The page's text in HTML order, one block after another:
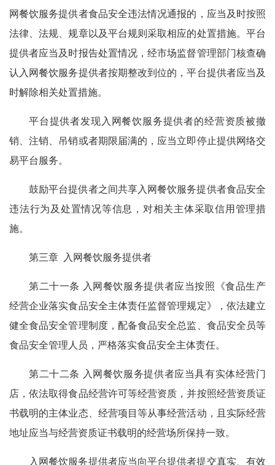
网餐饮服务提供者食品安全违法情况通报的，应当及时按照
法律、法规、规章以及平台规则采取相应的处置措施。平台
提供者应当及时报告处置情况，经市场监督管理部门核查确
认入网餐饮服务提供者按期整改到位的，平台提供者应当及
时解除相关处置措施。
平台提供者发现入网餐饮服务提供者的经营资质被撤
销、注销、吊销或者期限届满的，应当立即停止提供网络交
易平台服务。
鼓励平台提供者之间共享入网餐饮服务提供者食品安全
违法行为及处置情况等信息，对相关主体采取信用管理措
施。
第三章 入网餐饮服务提供者
第二十一条 入网餐饮服务提供者应当按照《食品生产
经营企业落实食品安全主体责任监督管理规定》，依法建立
健全食品安全管理制度，配备食品安全总监、食品安全员等
食品安全管理人员，严格落实食品安全主体责任。
第二十二条 入网餐饮服务提供者应当具有实体经营门
店，依法取得食品经营许可等经营资质，并按照经营资质证
书载明的主体业态、经营项目等从事经营活动，且实际经营
地址应当与经营资质证书载明的经营场所保持一致。
入网餐饮服务提供者应当向平台提供者提交真实、有效